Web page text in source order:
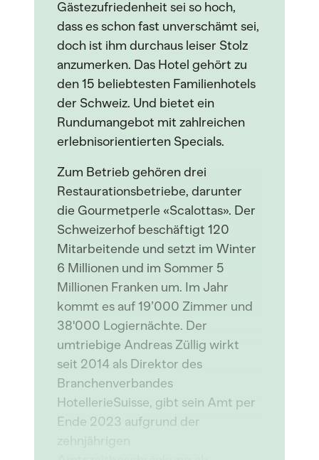
Gästezufriedenheit sei so hoch,
dass es schon fast unverschämt sei,
doch ist ihm durchaus leiser Stolz
anzumerken. Das Hotel gehört zu
den 15 beliebtesten Familienhotels
der Schweiz. Und bietet ein
Rundumangebot mit zahlreichen
erlebnisorientierten Specials.
Zum Betrieb gehören drei
Restaurationsbetriebe, darunter
die Gourmetperle «Scalottas». Der
Schweizerhof beschäftigt 120
Mitarbeitende und setzt im Winter
6 Millionen und im Sommer 5
Millionen Franken um. Im Jahr
kommt es auf 19’000 Zimmer und
38'000 Logiernächte. Der
umtriebige Andreas Züllig wirkt
seit 2014 als Direktor des
Branchenverbandes
HotellerieSuisse, gibt sein Amt per
Ende 2023 aufgrund der